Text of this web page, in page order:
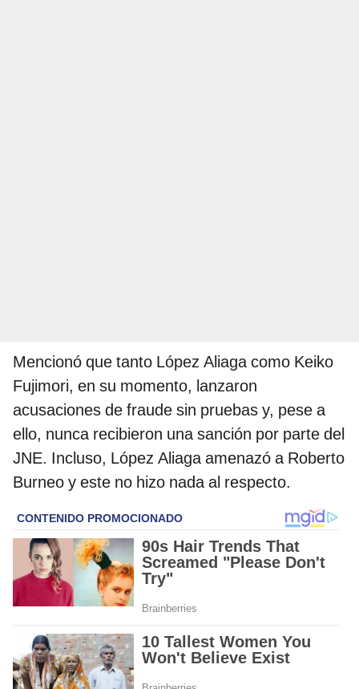
Mencionó que tanto López Aliaga como Keiko
Fujimori, en su momento, lanzaron
acusaciones de fraude sin pruebas y, pese a
ello, nunca recibieron una sanción por parte del
JNE. Incluso, López Aliaga amenazó a Roberto
Burneo y este no hizo nada al respecto.